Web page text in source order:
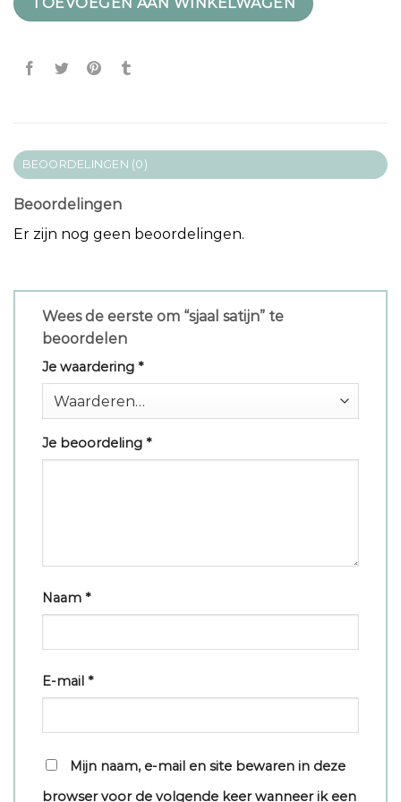
BEOORDELINGEN (0)
Beoordelingen
Er zijn nog geen beoordelingen.
Wees de eerste om “sjaal satijn” te
beoordelen
Je waardering *
Je beoordeling *
Naam *
E-mail *
Mijn naam, e-mail en site bewaren in deze
browser voor de volgende keer wanneer ik een